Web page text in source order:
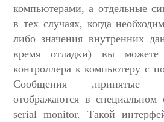
компьютерами, а отдельные
в тех случаях, когда
либо значения внутренних
время отладки) вы можете
контроллера к компьютеру с
Сообщения ,принятые
отображаются в специальном
serial monitor. Такой